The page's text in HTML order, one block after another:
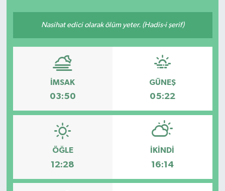
Nasihat edici olarak ölüm yeter. (Hadis-i şerif)
İMSAK
03:50
GÜNEŞ
05:22
ÖĞLE
12:28
İKINDI
16:14
Tebrik
Türkiye